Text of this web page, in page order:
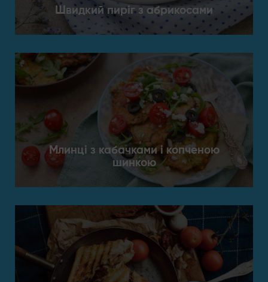
Швидкий пиріг з абрикосами
Млинці з кабачками і копченою
шинкою